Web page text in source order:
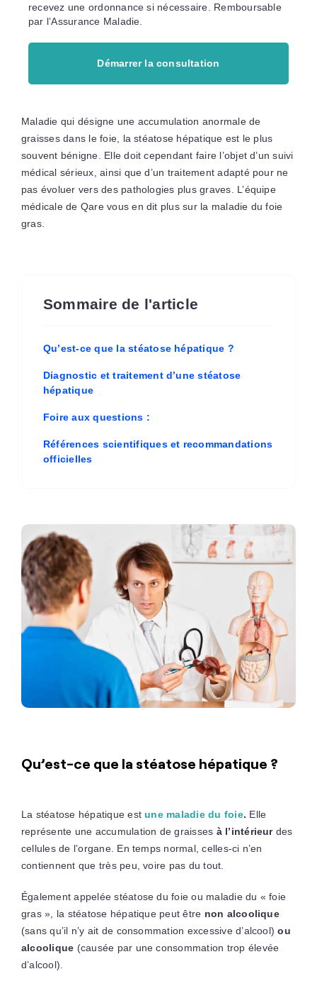
recevez une ordonnance si nécessaire. Remboursable
par l’Assurance Maladie.
Démarrer la consultation
Maladie qui désigne une accumulation anormale de
graisses dans le foie, la stéatose hépatique est le plus
souvent bénigne. Elle doit cependant faire l’objet d’un suivi
médical sérieux, ainsi que d’un traitement adapté pour ne
pas évoluer vers des pathologies plus graves. L’équipe
médicale de Qare vous en dit plus sur la maladie du foie
gras.
Sommaire de l'article
Qu’est-ce que la stéatose hépatique ?
Diagnostic et traitement d’une stéatose
hépatique
Foire aux questions :
Références scientifiques et recommandations
officielles
Qu’est-ce que la stéatose hépatique ?
La stéatose hépatique estune maladie du foie. Elle
représente une accumulation de graisses à l’intérieurdes
cellules de l’organe. En temps normal, celles-ci n’en
contiennent que très peu, voire pas du tout.
Également appelée stéatose du foie ou maladie du « foie
gras », la stéatose hépatique peut être non alcoolique
(sans qu’il n’y ait de consommation excessive d’alcool)ou
alcoolique (causée par une consommation trop élevée
d’alcool).